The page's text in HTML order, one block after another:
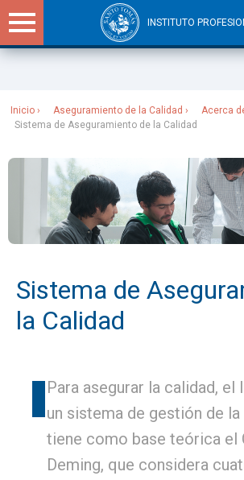
INSTITUTO
Inicio Aseguramiento de la Calidad
Acerca
Sistema de Aseguramiento de la Calidad
Sistema de
la Calidad
Para asegurar la calidad, el
un sistema de gestión de
tiene como base teórica el
Deming, que considera